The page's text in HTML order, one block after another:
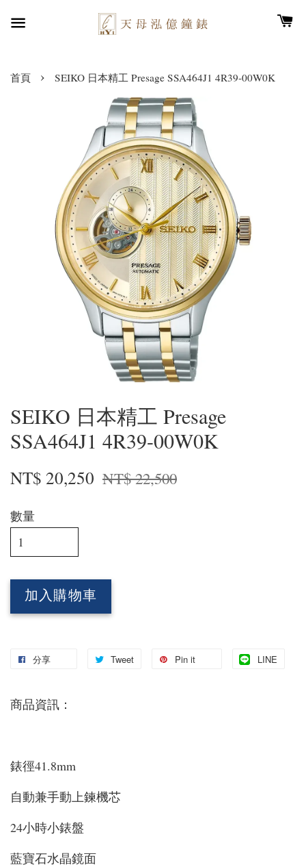
首頁 › SEIKO 日本精工 Presage SSA464J1 4R39-00W0K
SEIKO 日本精工 Presage
SSA464J1 4R39-00W0K
NT$ 20,250 NT$ 22,500
數量
加入購物車
分享 Tweet Pin it LINE
商品資訊：
錶徑41.8mm
自動兼手動上鍊機芯
24小時小錶盤
藍寶石水晶鏡面